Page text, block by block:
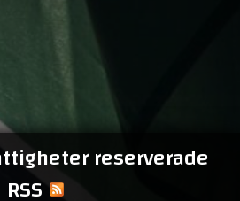
reserverade
RSS